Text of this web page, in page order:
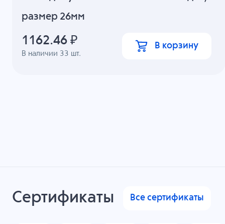
размер 26мм
В наличии 33 шт.
1162.46 ₽ В корзину
Сертификаты Все сертификаты